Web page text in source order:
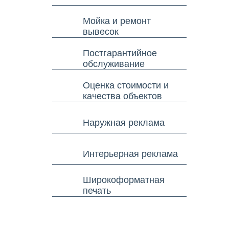
Мойка и ремонт
вывесок
Постгарантийное
обслуживание
Оценка стоимости и
качества объектов
Наружная реклама
Интерьерная реклама
Широкоформатная
печать